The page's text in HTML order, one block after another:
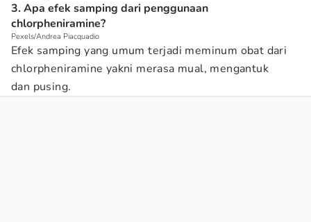
3. Apa efek samping dari penggunaan
chlorpheniramine?
Pexels/Andrea Piacquadio
Efek samping yang umum terjadi meminum obat dari
chlorpheniramine yakni merasa mual, mengantuk
dan pusing.